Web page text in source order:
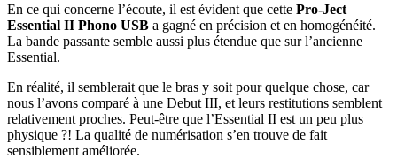
En ce qui concerne l’écoute, il est évident que cette Pro-Ject
Essential II Phono USB a gagné en précision et en homogénéité.
La bande passante semble aussi plus étendue que sur l’ancienne
Essential.
En réalité, il semblerait que le bras y soit pour quelque chose, car
nous l’avons comparé à une Debut III, et leurs restitutions semblent
relativement proches. Peut-être que l’Essential II est un peu plus
physique ?! La qualité de numérisation s’en trouve de fait
sensiblement améliorée.